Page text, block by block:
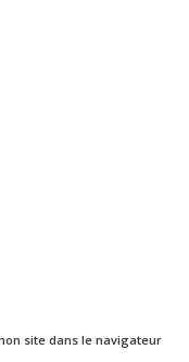
site dans le navigateur